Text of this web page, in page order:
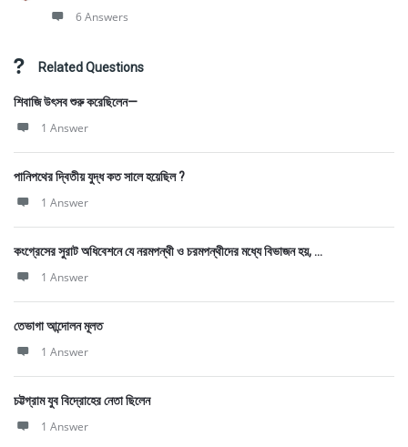
6 Answers
Related Questions
শিবাজি উৎসব শুরু করেছিলেন—
1 Answer
পানিপথের দ্বিতীয় যুদ্ধ কত সালে হয়েছিল ?
1 Answer
কংগ্রেসের সুরাট অধিবেশনে যে নরমপন্থী ও চরমপন্থীদের মধ্যে বিভাজন হয়, ...
1 Answer
তেভাগা আন্দোলন মূলত
1 Answer
চট্টগ্রাম যুব বিদ্রোহের নেতা ছিলেন
1 Answer